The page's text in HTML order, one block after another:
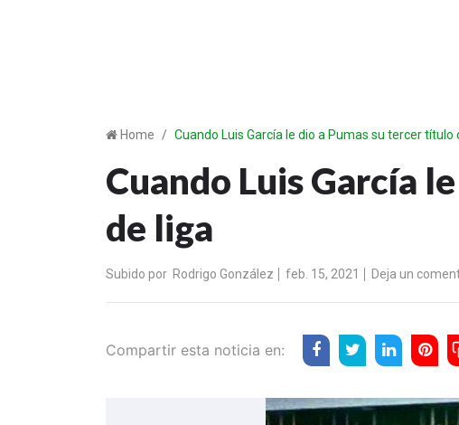
Home Cuando Luis García le dio a Pumas su tercer título
Cuando Luis García
de liga
Subido por Rodrigo González feb. 15, 2021 Deja un
Compartir esta noticia en: